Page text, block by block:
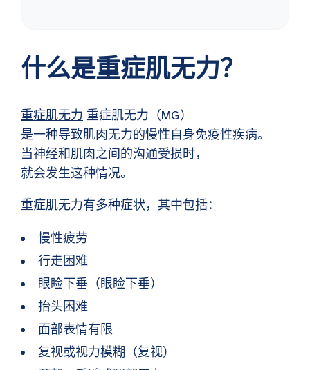
什么是重症肌无力？
重症肌无力 重症肌无力（MG）
是一种导致肌肉无力的慢性自身免疫性疾病。
当神经和肌肉之间的沟通受损时，
就会发生这种情况。
重症肌无力有多种症状，其中包括：
慢性疲劳
行走困难
眼睑下垂（眼睑下垂）
抬头困难
面部表情有限
复视或视力模糊（复视）